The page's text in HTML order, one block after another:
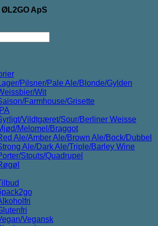
ØL2GO ApS
Pilsner/Pale Ale/Blonde/Gylden
Wit
Farmhouse/Grisette
IPA
Vildtgæret/Sour/Berliner Weisse
Melomel/Braggot
Ale/Amber Ale/Brown Ale/Bock/Dubbel
Ale/Dark Ale/Triple/Barley Wine
Stouts/Quadrupel
Vegansk